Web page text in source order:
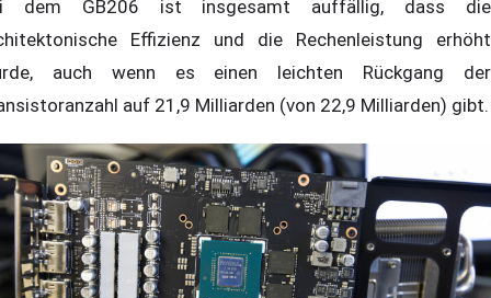
dem GB206 ist insgesamt auffällig, dass die
Effizienz und die Rechenleistung erhöht
auch wenn es einen leichten Rückgang der
auf 21,9 Milliarden (von 22,9 Milliarden) gibt.